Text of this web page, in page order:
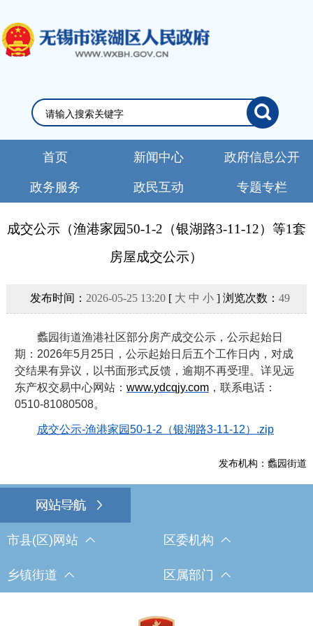
首页 新闻中心 政府信息公开
政务服务 政民互动 专题专栏
成交公示（渔港家园50-1-2（银湖路3-11-12）等1套
房屋成交公示）
发布时间： 2026-05-25 13:20[ 大 中 小] 浏览次数： 49
蠡园街道渔港社区部分房产成交公示，公示起始日
期： 2026年5月 25日，公示起始日后五个工作日内，对成
交结果有异议，以书面形式反馈，逾期不再受理。详见远
东产权交易中心网站： www.ydcqjy.com，联系电话：
0510-81080508。
成交公示-渔港家园50-1-2（银湖路3-11-12）.zip
发布机构：蠡园街道
市县(区)网站 区委机构
乡镇街道 区属部门